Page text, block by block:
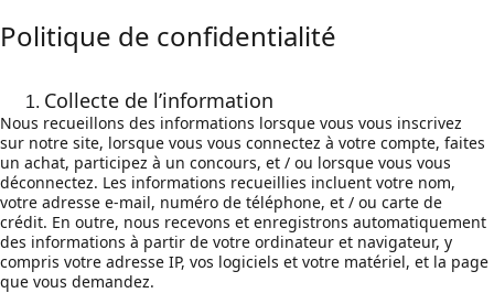
Politique de confidentialité
Collecte de l’information
Nous recueillons des informations lorsque vous vous inscrivez
sur notre site, lorsque vous vous connectez à votre compte, faites
un achat, participez à un concours, et / ou lorsque vous vous
déconnectez. Les informations recueillies incluent votre nom,
votre adresse e-mail, numéro de téléphone, et / ou carte de
crédit. En outre, nous recevons et enregistrons automatiquement
des informations à partir de votre ordinateur et navigateur, y
compris votre adresse IP, vos logiciels et votre matériel, et la page
que vous demandez.